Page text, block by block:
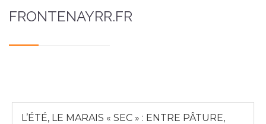
FRONTENAYRR.FR
L’ÉTÉ, LE MARAIS « SEC » : ENTRE PÂTURE,